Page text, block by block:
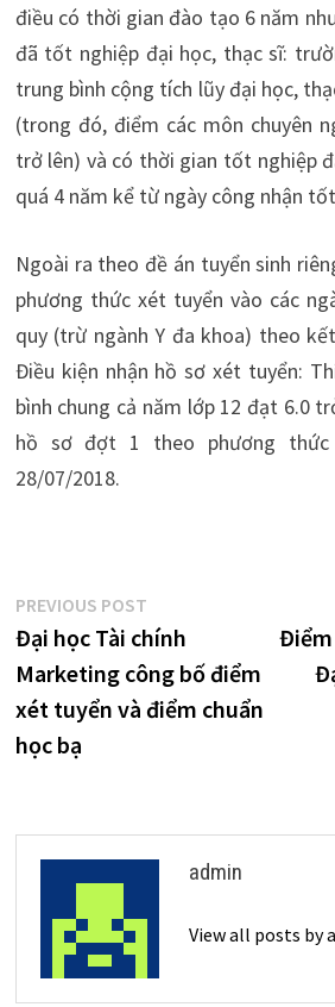
điều có thời gian đào tạo 6 năm
đã tốt nghiệp đại học, thạc sĩ:
trung bình cộng tích lũy đại học,
(trong đó, điểm các môn chuyên
trở lên) và có thời gian tốt nghiệp
quá 4 năm kể từ ngày công nhận
Ngoài ra theo đề án tuyển sinh
phương thức xét tuyển vào các
quy (trừ ngành Y đa khoa) theo
Điều kiện nhận hồ sơ xét tuyển:
bình chung cả năm lớp 12 đạt 6.0
hồ sơ đợt 1 theo phương
28/07/2018.
Điều
hướng
bài
viết
PREVIOUS POSTPrevious
post:
Đại học Tài chính
Marketing công bố điểm
xét tuyển và điểm chuẩn
học bạ
admin
View all posts by